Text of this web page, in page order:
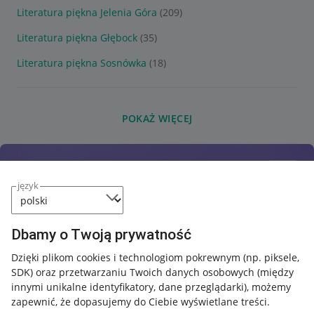
język
Dbamy o Twoją prywatność
Dzięki plikom cookies i technologiom pokrewnym (np. piksele,
SDK) oraz przetwarzaniu Twoich danych osobowych (między
innymi unikalne identyfikatory, dane przeglądarki), możemy
zapewnić, że dopasujemy do Ciebie wyświetlane treści.
Literatura piękna Jelenia Góra (209)
Literatura piękna Głębock (35)
Literatura piękna Sosnówka (18)
POKAŻ WIĘCEJ